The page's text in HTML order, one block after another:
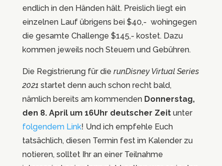
endlich in den Händen hält. Preislich liegt ein
einzelnen Lauf übrigens bei $40,- wohingegen
die gesamte Challenge $145,- kostet. Dazu
kommen jeweils noch Steuern und Gebühren.
Die Registrierung für die runDisney Virtual Series
2021 startet denn auch schon recht bald,
nämlich bereits am kommenden Donnerstag,
den 8. April um 16Uhr deutscher Zeitunter
folgendem Link! Und ich empfehle Euch
tatsächlich, diesen Termin fest im Kalender zu
notieren, solltet Ihr an einer Teilnahme